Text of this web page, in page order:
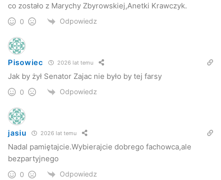
co zostało z Marychy Zbyrowskiej,Anetki Krawczyk.
0 Odpowiedz
Pisowiec 2026 lat temu
Jak by żył Senator Zajac nie było by tej farsy
0 Odpowiedz
jasiu 2026 lat temu
Nadal pamiętajcie.Wybierajcie dobrego fachowca,ale
bezpartyjnego
0 Odpowiedz